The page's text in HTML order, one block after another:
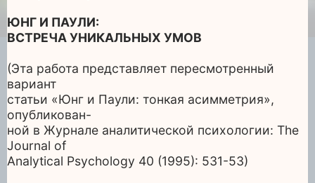
ЮНГ И ПАУЛИ:
ВСТРЕЧА УНИКАЛЬНЫХ УМОВ
(Эта работа представляет пересмотренный
вариант
статьи «Юнг и Паули: тонкая асимметрия»,
опубликован-
ной в Журнале аналитической психологии: The
Journal of
Analytical Psychology 40 (1995): 531-53)